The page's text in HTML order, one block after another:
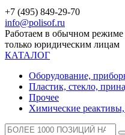
+7 (495) 849-29-70
info@polisof.ru
Работаем в обычном
только юридическим лицам
КАТАЛОГ
Оборудование,
Пластик, стекло,
Прочее
Химические